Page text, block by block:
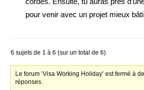
pour venir avec un projet mieux
6 sujets de 1 à 6 (sur un total de 6)
Le forum ‘Visa Working Holiday’ est fermé à
réponses.